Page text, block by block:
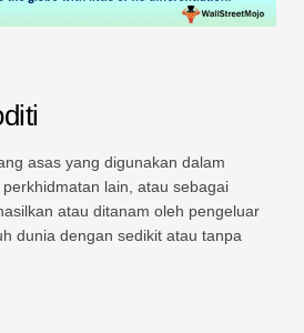
Risiko
asas yang digunakan dalam
lain, atau sebagai
atau ditanam oleh pengeluar
dunia dengan sedikit atau tanpa